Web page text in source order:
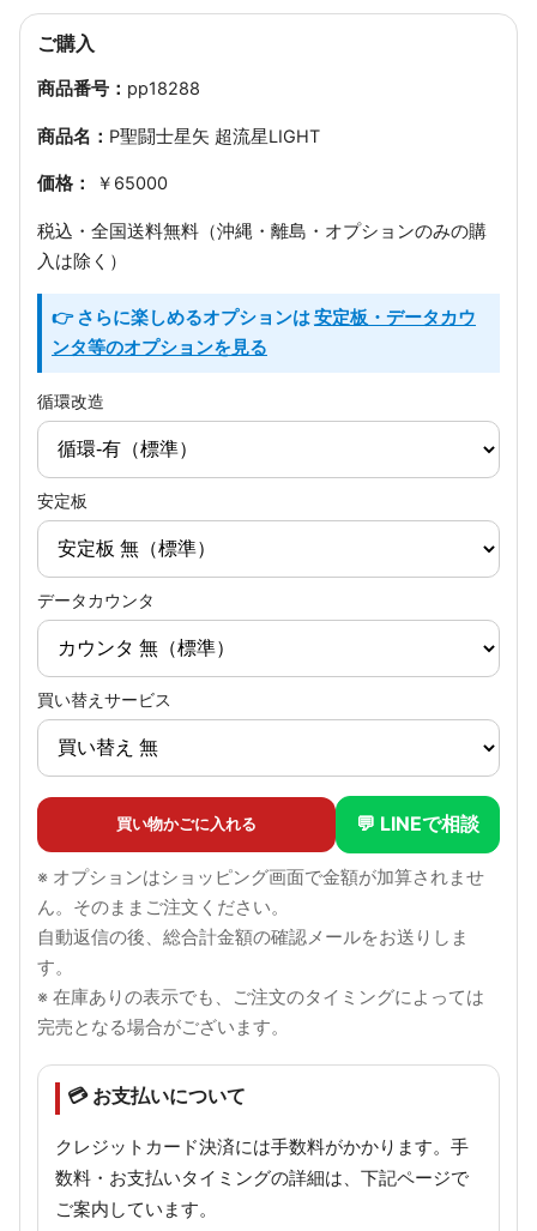
ご購入
商品番号： pp18288
商品名： P聖闘士星矢 超流星LIGHT
価格： ￥65000
税込・全国送料無料（沖縄・離島・オプションのみの購
入は除く）
👉 さらに楽しめるオプションは安定板・データカウ
ンタ等のオプションを見る
循環改造
安定板
データカウンタ
買い替えサービス
買い物かごに入れる 💬 LINEで相談
※ オプションはショッピング画面で金額が加算されませ
ん。そのままご注文ください。
自動返信の後、総合計金額の確認メールをお送りしま
す。
※ 在庫ありの表示でも、ご注文のタイミングによっては
完売となる場合がございます。
💳 お支払いについて
クレジットカード決済には手数料がかかります。手
数料・お支払いタイミングの詳細は、下記ページで
ご案内しています。